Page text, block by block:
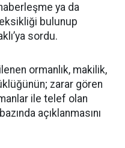
ya da
bulunup
sordu.
ormanlık, makilik,
zarar gören
ile telef olan
açıklanmasını